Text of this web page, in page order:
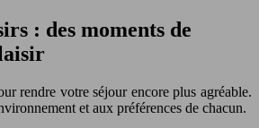
: des moments de
rendre votre séjour encore plus agréable.
et aux préférences de chacun.